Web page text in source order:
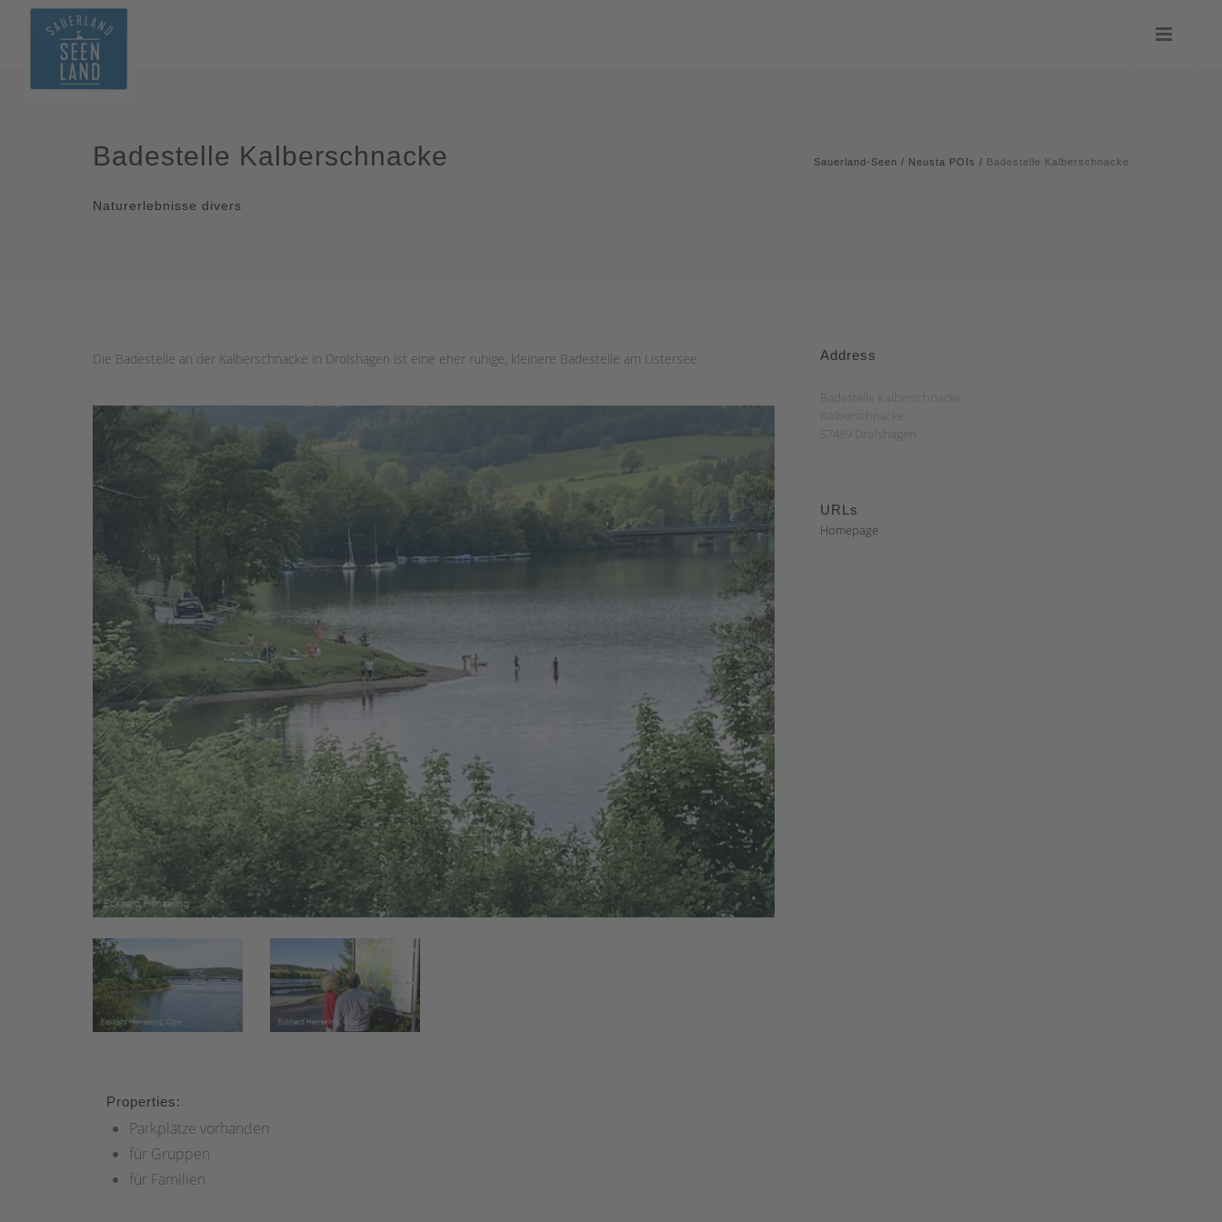
Badestelle Kalberschnacke
Naturerlebnisse divers
Sauerland-Seen / Neusta POIs / Badestelle Kalberschnacke
Die Badestelle an der Kalberschnacke in Drolshagen ist eine eher ruhige, kleinere Badestelle am Listersee. Address
Badestelle Kalberschnacke
Kalberschnacke
57489 Drolshagen
URLs
Homepage
Properties:
Parkplätze vorhanden
für Gruppen
für Familien